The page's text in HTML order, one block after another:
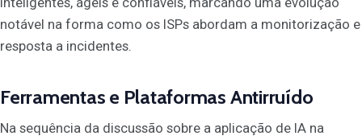
notável na forma como os ISPs abordam a monitorização e
resposta a incidentes.
Ferramentas e Plataformas Antirruído
Na sequência da discussão sobre a aplicação de IA na